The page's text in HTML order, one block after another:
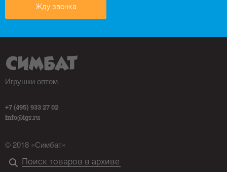
Жду звонка
Игрушки оптом
+7 (495) 933 27 02
info@igr.ru
© 2018 «Симбат»